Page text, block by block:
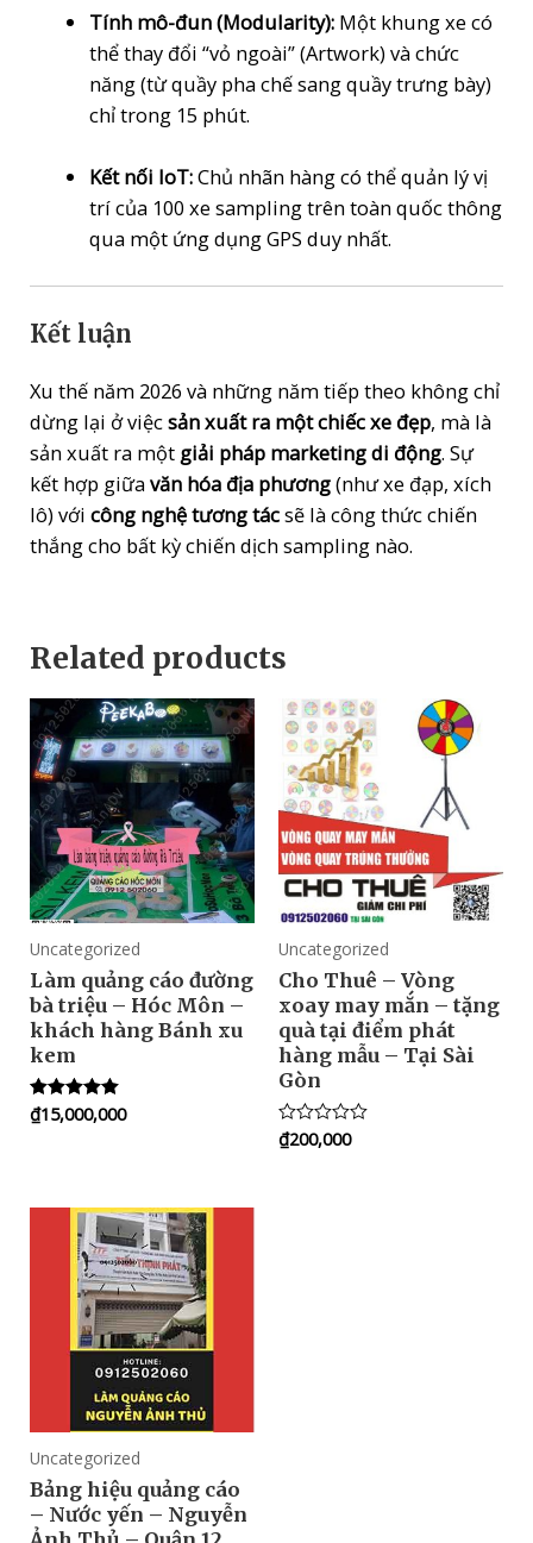
Tính mô-đun (Modularity):Một khung xe có
thể thay đổi “vỏ ngoài” (Artwork) và chức
năng (từ quầy pha chế sang quầy trưng bày)
chỉ trong 15 phút.
Kết nối IoT:Chủ nhãn hàng có thể quản lý vị
trí của 100 xe sampling trên toàn quốc thông
qua một ứng dụng GPS duy nhất.
Kết luận
Xu thế năm 2026 và những năm tiếp theo không chỉ
dừng lại ở việcsản xuất ra một chiếc xe đẹp, mà là
sản xuất ra một giải pháp marketing di động. Sự
kết hợp giữavăn hóa địa phương(như xe đạp, xích
lô) vớicông nghệ tương tácsẽ là công thức chiến
thắng cho bất kỳ chiến dịch sampling nào.
Related products
Uncategorized
Làm quảng cáo đường
bà triệu – Hóc Môn –
khách hàng Bánh xu
kem
Rated
5.00
₫15,000,000
Uncategorized
Cho Thuê – Vòng
xoay may mắn – tặng
quà tại điểm phát
hàng mẫu – Tại Sài
Gòn
Rated
0
₫200,000
Uncategorized
Bảng hiệu quảng cáo
– Nước yến – Nguyễn